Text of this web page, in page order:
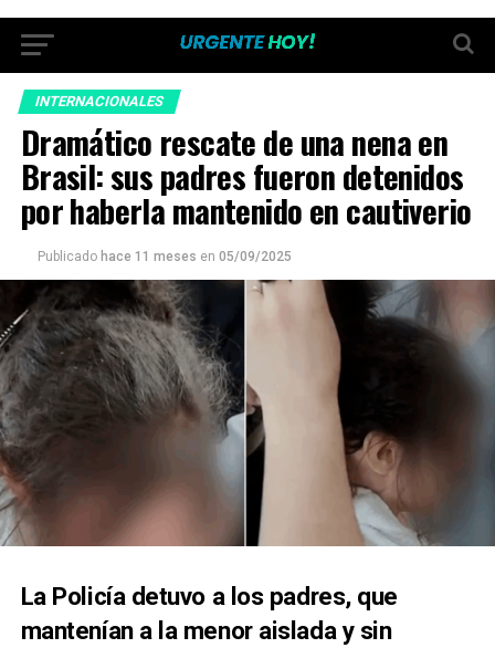
INTERNACIONALES
Dramático rescate de una nena en
Brasil: sus padres fueron detenidos
por haberla mantenido en cautiverio
Publicado hace 11 meses en 05/09/2025
La Policía detuvo a los padres, que
mantenían a la menor aislada y sin